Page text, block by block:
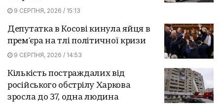
9 СЕРПНЯ, 2026 / 15:13
Депутатка в Косові кинула яйця в
прем'єра на тлі політичної кризи
9 СЕРПНЯ, 2026 / 14:53
Кількість постраждалих від
російського обстрілу Харкова
зросла до 37, одна людина